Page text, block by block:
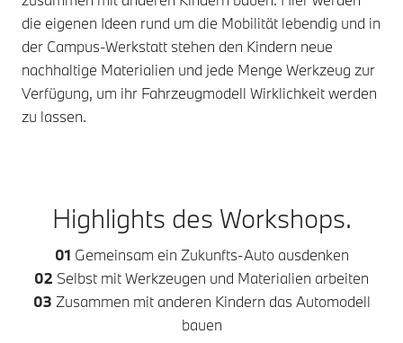
die eigenen Ideen rund um die Mobilität lebendig und in
der Campus-Werkstatt stehen den Kindern neue
nachhaltige Materialien und jede Menge Werkzeug zur
Verfügung, um ihr Fahrzeugmodell Wirklichkeit werden
zu lassen.
Highlights des Workshops.
01 Gemeinsam ein Zukunfts-Auto ausdenken
02 Selbst mit Werkzeugen und Materialien arbeiten
03 Zusammen mit anderen Kindern das Automodell
bauen